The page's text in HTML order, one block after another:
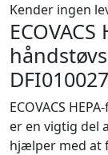
Kender ingen
DFI010027
ECOVACS
er en vigtig del
hjælper med at